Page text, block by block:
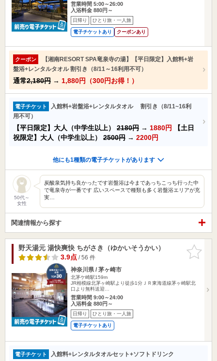
営業時間 5:00～26:00
入浴料金 880円～
日帰り ひとり旅・一人旅
電子チケットあり クーポンあり
クーポン
【湘南RESORT SPA竜泉寺の湯】【平日限定】入館料+岩
盤浴+レンタルタオル 割引き（8/11～16利用不可）
通常2,180円 → 1,880円（300円お得！）
電子チケット
入館料+岩盤浴+レンタルタオル 割引き（8/11~16利
用不可）
【平日限定】大人（中学生以上） 2180円 → 1880円
【土日
祝限定】大人（中学生以上） 2500円 → 2200円
他にも1種類の電子チケットがあります
50代～
女性
炭酸泉気持ち良かったです岩盤浴は今まであっちこっち行った中
で竜泉寺が一番です 広いスペースで種類も多く岩盤浴エリアが充
実…
関連情報から探す
お気に入
りに追加
野天湯元 湯快爽快 ちがさき（ゆかいそうかい）
3.9点/ 56 件
神奈川県 / 茅ヶ崎市
北茅ケ崎駅159m
JR相模線北茅ヶ崎駅より徒歩1分ＪＲ東海道線茅ヶ崎駅北
口より無料送迎…
営業時間 9:00～24:00
入浴料金 880円～
日帰り ひとり旅・一人旅
電子チケットあり
電子チケット 入館料+レンタルタオルセット+ソフトドリンク